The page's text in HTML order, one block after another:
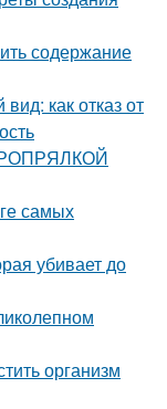
содержание
как отказ от
самых
убивает до
организм